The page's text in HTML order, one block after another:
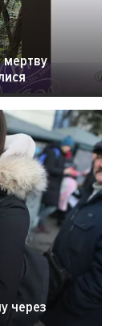
мертву
через